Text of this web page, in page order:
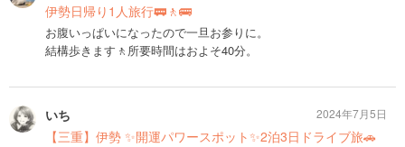
伊勢日帰り1人旅行🚃🚶🚌
お腹いっぱいになったので一旦お参りに。
結構歩きます🚶所要時間はおよそ40分。
いち
【三重】伊勢 ✨開運パワースポット✨2泊3日ドライブ旅🚗
2024年7月5日